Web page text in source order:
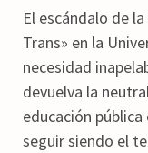
El escándalo de
Trans» en la
necesidad
devuelva la
educación pública
seguir siendo el